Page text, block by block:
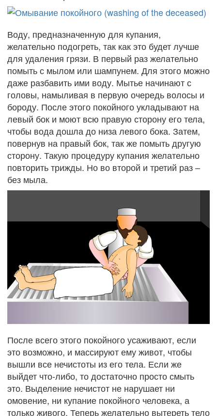
Воду, предназначенную для купания,
желательно подогреть, так как это будет лучше
для удаления грязи. В первый раз желательно
помыть с мылом или шампунем. Для этого можно
даже разбавить ими воду. Мытье начинают с
головы, намыливая в первую очередь волосы и
бороду. После этого покойного укладывают на
левый бок и моют всю правую сторону его тела,
чтобы вода дошла до низа левого бока. Затем,
повернув на правый бок, так же помыть другую
сторону. Такую процедуру купания желательно
повторить трижды. Но во второй и третий раз –
без мыла.
После всего этого покойного усаживают, если
это возможно, и массируют ему живот, чтобы
вышли все нечистоты из его тела. Если же
выйдет что-либо, то достаточно просто смыть
это. Выделение нечистот не нарушает ни
омовение, ни купание покойного человека, а
только живого. Теперь желательно вытереть тело